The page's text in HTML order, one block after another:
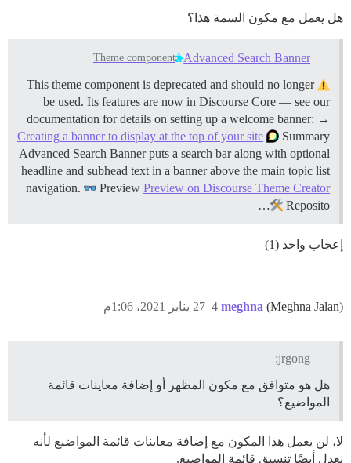
هل يعمل مع مكون السمة هذا؟
Advanced Search Banner
Theme component
This theme component is deprecated and should no longer
be used. Its features are now in Discourse Core — see our
documentation for details on setting up a welcome banner: →
Creating a banner to display at the top of your site
Summary
Advanced Search Banner puts a search bar along with optional
headline and subhead text in a banner above the main topic list
navigation.
Preview Preview on Discourse Theme Creator
Reposito…
إعجاب واحد (1)
meghna (Meghna Jalan) 27 يناير 2021، 1:06م 4
jrgong:
هل هو متوافق مع مكون المظهر أو إضافة معاينات قائمة
المواضيع؟
لا، لن يعمل هذا المكون مع إضافة معاينات قائمة المواضيع لأنه
يعدل أيضًا تنسيق قائمة المواضيع.